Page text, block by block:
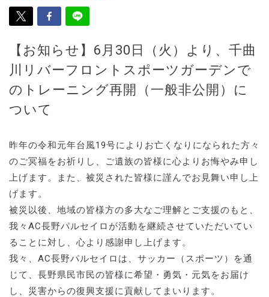
【お知らせ】6月30日（火）より、千曲
川リバーフロントスポーツガーデンで
のトレーニング再開（一般非公開）に
ついて
昨年の令和元年台風19号によりお亡くなりになられた方々
のご冥福をお祈りし、ご遺族の皆様に心よりお悔やみ申し
上げます。また、被災された皆様に謹んでお見舞い申し上
げます。
被災以後、地域の皆様方の多大なご理解とご支援のもと、
我々AC長野パルセイロが活動を継続させていただいてい
ることに対し、心より感謝申し上げます。
我々、AC長野パルセイロは、サッカー（スポーツ）を通
じて、長野県民市民の皆様に希望・勇気・元気をお届け
し、災害からの復興支援に貢献してまいります。